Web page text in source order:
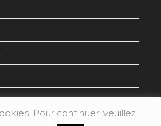
Pour continuer, veuillez